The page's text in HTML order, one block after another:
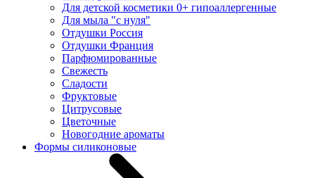
Для детской косметики 0+ гипоаллергенные
Для мыла "с нуля"
Отдушки Россия
Отдушки Франция
Парфюмированные
Свежесть
Сладости
Фруктовые
Цитрусовые
Цветочные
Новогодние ароматы
Формы силиконовые